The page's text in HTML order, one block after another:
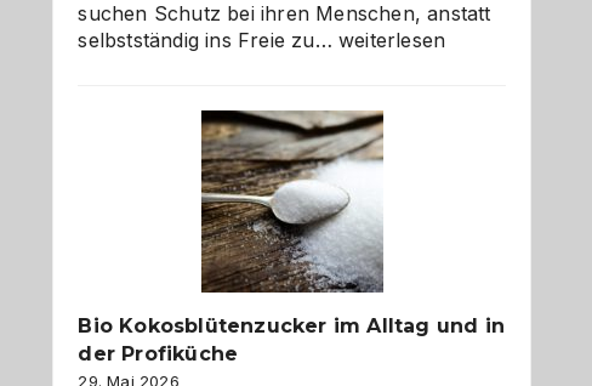
suchen Schutz bei ihren Menschen, anstatt
selbstständig ins Freie zu… Wenn
Freund
in
Gefahr
ist:
Brandschutz
für
Hunde
eigenen
weiterlesen
Bio Kokosblütenzucker im Alltag und in
der Profiküche
29. Mai 2026